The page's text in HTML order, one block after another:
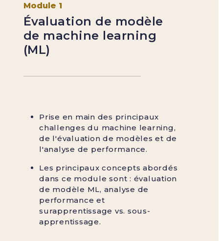
Module 1
Évaluation de modèle
de machine learning
(ML)
Prise en main des principaux
challenges du machine learning,
de l'évaluation de modèles et de
l'analyse de performance.
Les principaux concepts abordés
dans ce module sont : évaluation
de modèle ML, analyse de
performance et
surapprentissage vs. sous-
apprentissage.